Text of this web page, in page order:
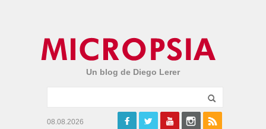
Un blog de Diego Lerer
08.08.2026